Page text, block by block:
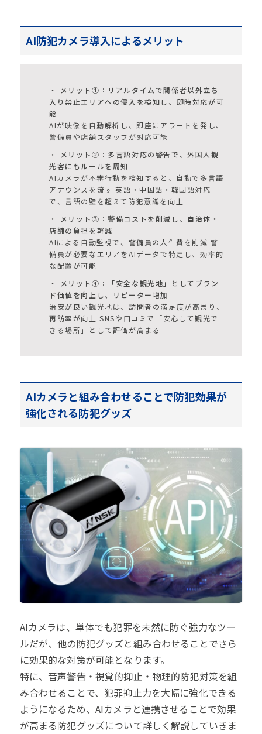
AI防犯カメラ導入によるメリット
メリット①：リアルタイムで関係者以外立ち
入り禁止エリアへの侵入を検知し、即時対応が可
能
AIが映像を自動解析し、即座にアラートを発し、
警備員や店舗スタッフが対応可能
メリット②：多言語対応の警告で、外国人観
光客にもルールを周知
AIカメラが不審行動を検知すると、自動で多言語
アナウンスを流す 英語・中国語・韓国語対応
で、言語の壁を超えて防犯意識を向上
メリット③：警備コストを削減し、自治体・
店舗の負担を軽減
AIによる自動監視で、警備員の人件費を削減 警
備員が必要なエリアをAIデータで特定し、効率的
な配置が可能
メリット④：「安全な観光地」としてブラン
ド価値を向上し、リピーター増加
治安が良い観光地は、訪問者の満足度が高まり、
再訪率が向上 SNSや口コミで「安心して観光で
きる場所」として評価が高まる
AIカメラと組み合わせることで防犯効果が
強化される防犯グッズ
AIカメラは、単体でも犯罪を未然に防ぐ強力なツー
ルだが、他の防犯グッズと組み合わせることでさら
に効果的な対策が可能となります。
特に、音声警告・視覚的抑止・物理的防犯対策を組
み合わせることで、犯罪抑止力を大幅に強化できる
ようになるため、AIカメラと連携させることで効果
が高まる防犯グッズについて詳しく解説していきま